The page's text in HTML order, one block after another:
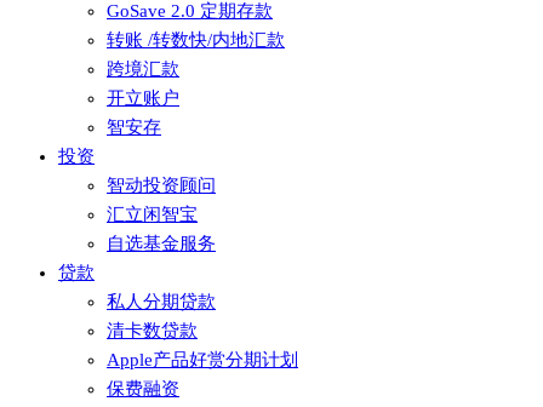
GoSave 2.0 定期存款
转账 /转数快/内地汇款
跨境汇款
开立账户
智安存
投资
智动投资顾问
汇立闲智宝
自选基金服务
贷款
私人分期贷款
清卡数贷款
Apple产品好赏分期计划
保费融资